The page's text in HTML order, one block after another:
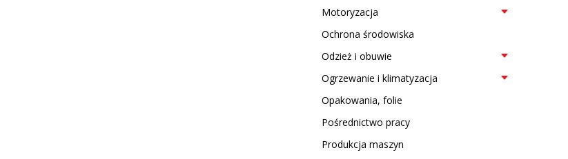
Motoryzacja
Ochrona środowiska
Odzież i obuwie
Ogrzewanie i klimatyzacja
Opakowania, folie
Pośrednictwo pracy
Produkcja maszyn